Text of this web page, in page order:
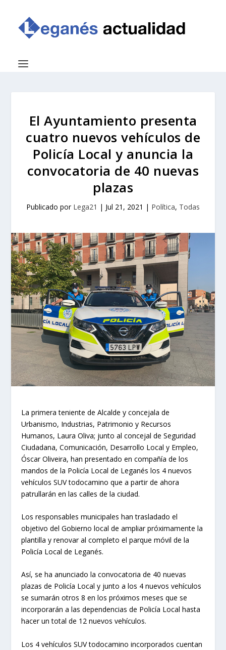
El Ayuntamiento presenta
cuatro nuevos vehículos de
Policía Local y anuncia la
convocatoria de 40 nuevas
plazas
Publicado por Lega21 | Jul 21, 2021 | Política, Todas
La primera teniente de Alcalde y concejala de
Urbanismo, Industrias, Patrimonio y Recursos
Humanos, Laura Oliva; junto al concejal de Seguridad
Ciudadana, Comunicación, Desarrollo Local y Empleo,
Óscar Oliveira, han presentado en compañía de los
mandos de la Policía Local de Leganés los 4 nuevos
vehículos SUV todocamino que a partir de ahora
patrullarán en las calles de la ciudad.
Los responsables municipales han trasladado el
objetivo del Gobierno local de ampliar próximamente la
plantilla y renovar al completo el parque móvil de la
Policía Local de Leganés.
Así, se ha anunciado la convocatoria de 40 nuevas
plazas de Policía Local y junto a los 4 nuevos vehículos
se sumarán otros 8 en los próximos meses que se
incorporarán a las dependencias de Policía Local hasta
hacer un total de 12 nuevos vehículos.
Los 4 vehículos SUV todocamino incorporados cuentan